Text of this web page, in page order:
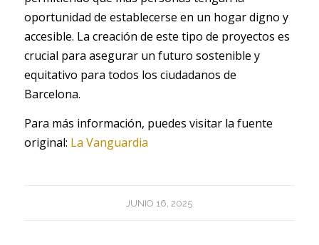
oportunidad de establecerse en un hogar digno y
accesible. La creación de este tipo de proyectos es
crucial para asegurar un futuro sostenible y
equitativo para todos los ciudadanos de
Barcelona.
Para más información, puedes visitar la fuente
original: La Vanguardia
JUNIO 16, 2025